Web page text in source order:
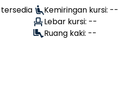
Kemiringan kursi: --
Lebar kursi: --
Ruang kaki: --